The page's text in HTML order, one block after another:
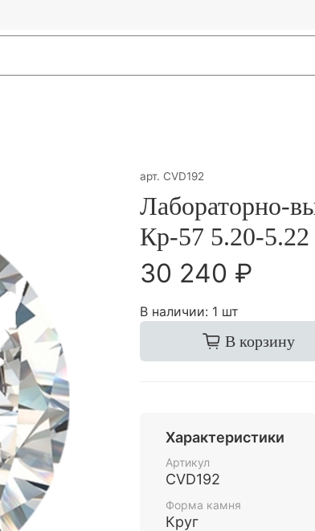
арт. CVD192
Лабораторно-
Кр-57 5.20-
30 240 ₽
В наличии: 1 шт
В корзину
Характеристики
Артикул
CVD192
Форма камня
Круг